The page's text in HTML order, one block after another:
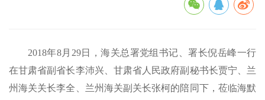
2018年8月29日，海关总署党组书记、署长倪岳峰一行
在甘肃省副省长李沛兴、甘肃省人民政府副秘书长贾宁、兰
州海关关长李全、兰州海关副关长张柯的陪同下，莅临海默